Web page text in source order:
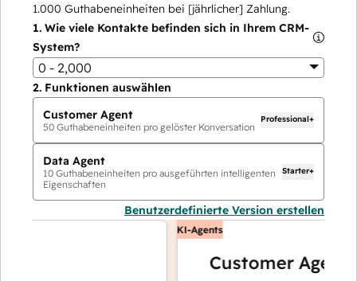
1.000 Guthabeneinheiten bei [jährlicher] Zahlung.
1. Wie viele Kontakte befinden sich in Ihrem CRM-
System?
0 - 2,000
2. Funktionen auswählen
Customer Agent
50 Guthabeneinheiten pro gelöster Konversation
Professional+
Data Agent
10 Guthabeneinheiten pro ausgeführten intelligenten
Eigenschaften
Starter+
Benutzerdefinierte Version erstellen
KI-Agents
Customer Agent